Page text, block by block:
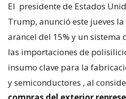
El presidente de Estados
Trump, anunció este jueves
arancel del 15% y un sistema
las importaciones de
insumo clave para la
y semiconductores , al